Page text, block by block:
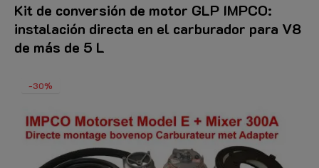
Kit de conversión de motor GLP IMPCO:
instalación directa en el carburador para V8
de más de 5 L
-30%